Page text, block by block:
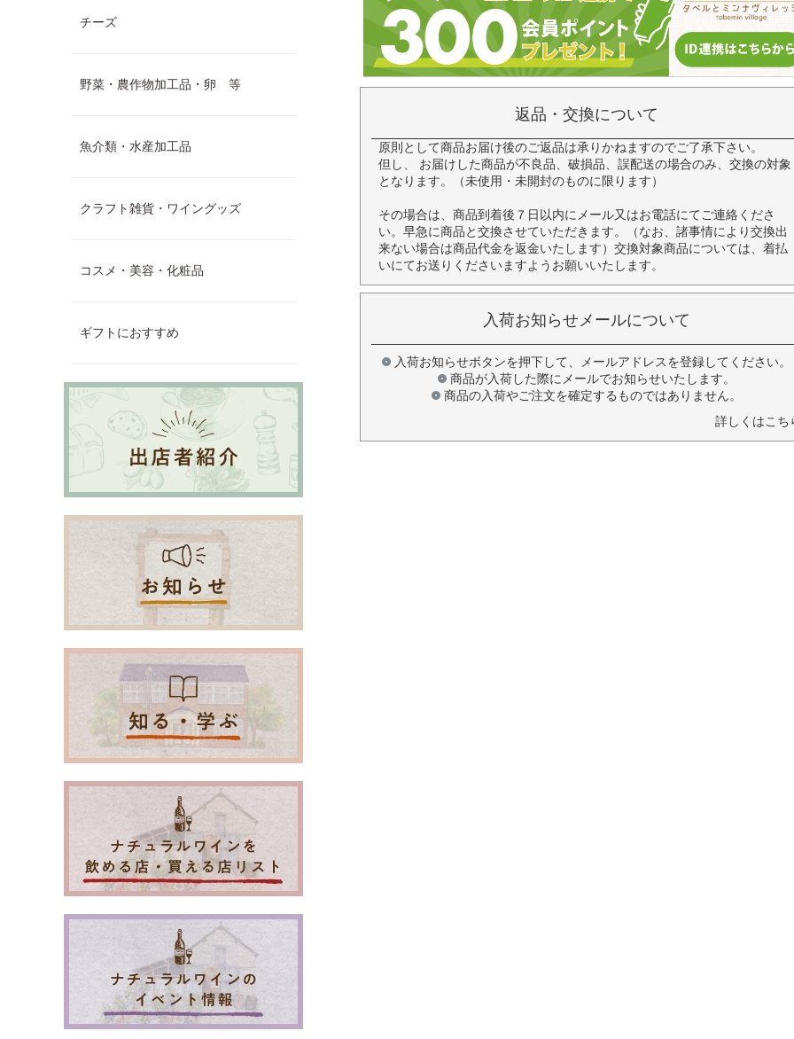
チーズ
野菜・農作物加工品・卵 等
魚介類・水産加工品
クラフト雑貨・ワイングッズ
コスメ・美容・化粧品
ギフトにおすすめ
返品・交換について
原則として商品お届け後のご返品は承りかねますのでご了承下さい。
但し、 お届けした商品が不良品、破損品、誤配送の場合のみ、交換の対象
となります。（未使用・未開封のものに限ります）
その場合は、商品到着後７日以内にメール又はお電話にてご連絡くださ
い。早急に商品と交換させていただきます。（なお、諸事情により交換出
来ない場合は商品代金を返金いたします）交換対象商品については、着払
いにてお送りくださいますようお願いいたします。
入荷お知らせメールについて
入荷お知らせボタンを押下して、メールアドレスを登録してください。
商品が入荷した際にメールでお知らせいたします。
商品の入荷やご注文を確定するものではありません。
詳しくはこち